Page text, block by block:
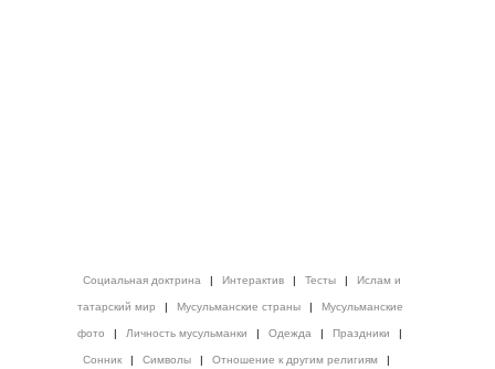
Социальная доктрина | Интерактив | Тесты | Ислам и
татарский мир | Мусульманские страны | Мусульманские
фото | Личность мусульманки | Одежда | Праздники |
Сонник | Символы | Отношение к другим религиям |